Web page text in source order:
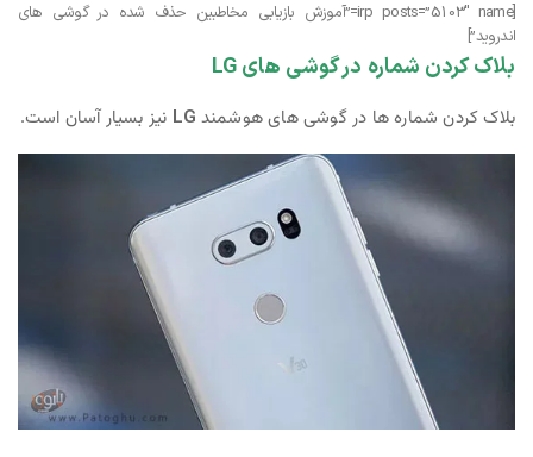
[irp posts=”5103″ name=”آموزش بازیابی مخاطبین حذف شده در گوشی های
اندروید”]
بلاک کردن شماره در گوشی های LG
بلاک کردن شماره ها در گوشی های هوشمند LG نیز بسیار آسان است.